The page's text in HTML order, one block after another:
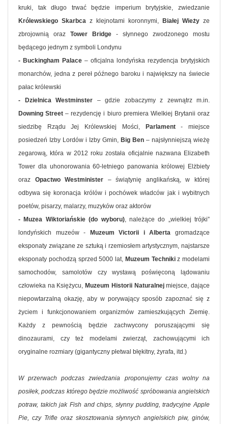
kruki, tak długo trwać będzie imperium brytyjskie, zwiedzanie
Królewskiego Skarbca z klejnotami koronnymi, Białej Wieży ze
zbrojownią oraz Tower Bridge - słynnego zwodzonego mostu
będącego jednym z symboli Londynu
- Buckingham Palace – oficjalna londyńska rezydencja brytyjskich
monarchów, jedna z pereł późnego baroku i największy na świecie
pałac królewski
- Dzielnica Westminster – gdzie zobaczymy z zewnątrz m.in.
Downing Street – rezydencję i biuro premiera Wielkiej Brytanii oraz
siedzibę Rządu Jej Królewskiej Mości,
Parlament- miejsce
posiedzeń Izby Lordów i Izby Gmin, Big Ben – najsłynniejszą wieżę
zegarową, która w 2012 roku została oficjalnie nazwana Elizabeth
Tower dla uhonorowania 60-letniego panowania królowej Elżbiety
oraz Opactwo Westminister – świątynię anglikańską, w której
odbywa się koronacja królów i pochówek władców jak i wybitnych
poetów, pisarzy, malarzy, muzyków oraz aktorów
- Muzea Wiktoriańskie (do wyboru), należące do „wielkiej trójki”
londyńskich muzeów -
Muzeum Victorii i Alberta gromadzące
eksponaty związane ze sztuką i rzemiosłem artystycznym, najstarsze
eksponaty pochodzą sprzed 5000 lat, Muzeum Technikiz modelami
samochodów, samolotów czy wystawą poświęconą lądowaniu
człowieka na Księżycu, Muzeum Historii Naturalnejmiejsce, dające
niepowtarzalną okazję, aby w porywający sposób zapoznać się z
życiem i funkcjonowaniem organizmów zamieszkujących Ziemię.
Każdy z pewnością będzie zachwycony poruszającymi się
dinozaurami, czy też modelami zwierząt, zachowującymi ich
oryginalne rozmiary (gigantyczny płetwal błękitny, żyrafa, itd.)
W przerwach podczas zwiedzania proponujemy czas wolny na
posiłek, podczas którego będzie możliwość spróbowania angielskich
potraw, takich jak Fish and chips, słynny pudding, tradycyjne Apple
Pie, czy Trifle oraz skosztowania słynnych angielskich piw, ginów,